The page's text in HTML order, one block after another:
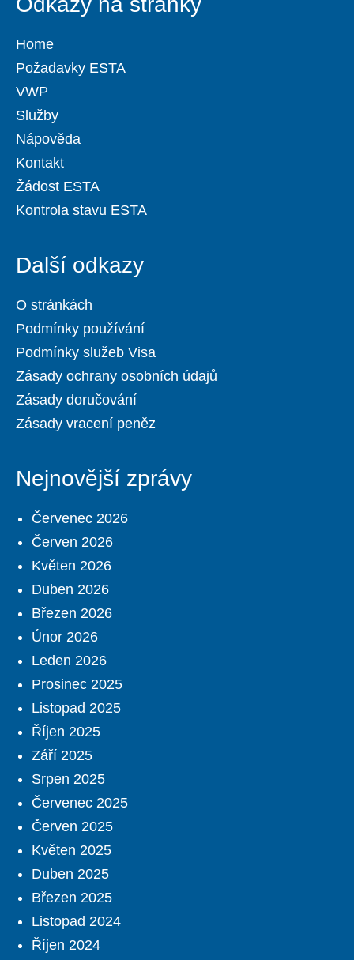
Home
Požadavky ESTA
VWP
Služby
Nápověda
Kontakt
Žádost ESTA
Kontrola stavu ESTA
Další odkazy
O stránkách
Podmínky používání
Podmínky služeb Visa
Zásady ochrany osobních údajů
Zásady doručování
Zásady vracení peněz
Nejnovější zprávy
Červenec 2026
Červen 2026
Květen 2026
Duben 2026
Březen 2026
Únor 2026
Leden 2026
Prosinec 2025
Listopad 2025
Říjen 2025
Září 2025
Srpen 2025
Červenec 2025
Červen 2025
Květen 2025
Duben 2025
Březen 2025
Listopad 2024
Říjen 2024